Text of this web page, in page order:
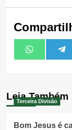
Share
on
WhatsApp
Leia Também
Terceira Divisão
Bom Jesus é